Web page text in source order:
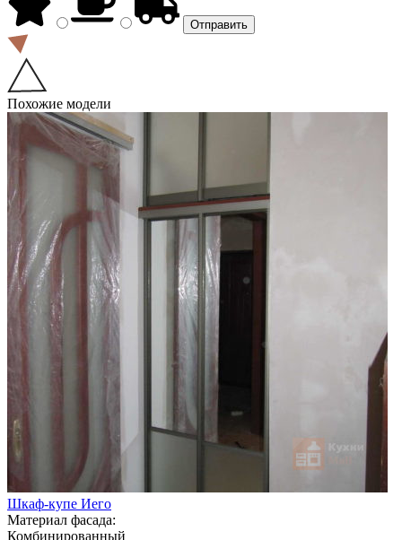
Похожие модели
Шкаф-купе Иего
Материал фасада:
Комбинированный